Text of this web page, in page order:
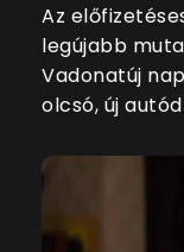
Az
legújabb
Vadonatúj
olcsó, új